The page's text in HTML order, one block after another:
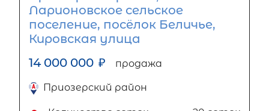
Ларионовское сельское
поселение, посёлок Беличье,
Кировская улица
14 000 000 ₽ продажа
Приозерский район